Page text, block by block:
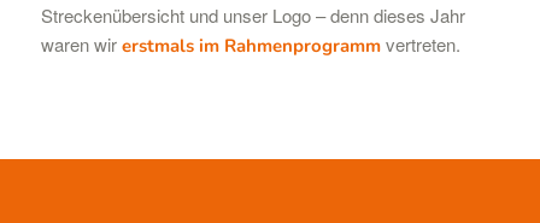
Streckenübersicht und unser Logo – denn dieses Jahr
waren wir erstmals im Rahmenprogrammvertreten.